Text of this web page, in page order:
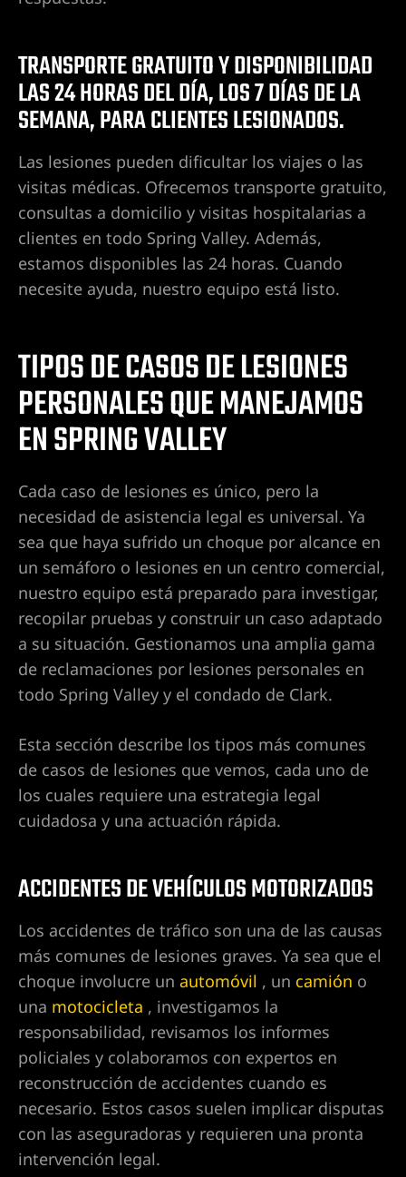
TRANSPORTE GRATUITO Y DISPONIBILIDAD
LAS 24 HORAS DEL DÍA, LOS 7 DÍAS DE LA
SEMANA, PARA CLIENTES LESIONADOS.
Las lesiones pueden dificultar los viajes o las
visitas médicas. Ofrecemos transporte gratuito,
consultas a domicilio y visitas hospitalarias a
clientes en todo Spring Valley. Además,
estamos disponibles las 24 horas. Cuando
necesite ayuda, nuestro equipo está listo.
TIPOS DE CASOS DE LESIONES
PERSONALES QUE MANEJAMOS
EN SPRING VALLEY
Cada caso de lesiones es único, pero la
necesidad de asistencia legal es universal. Ya
sea que haya sufrido un choque por alcance en
un semáforo o lesiones en un centro comercial,
nuestro equipo está preparado para investigar,
recopilar pruebas y construir un caso adaptado
a su situación. Gestionamos una amplia gama
de reclamaciones por lesiones personales en
todo Spring Valley y el condado de Clark.
Esta sección describe los tipos más comunes
de casos de lesiones que vemos, cada uno de
los cuales requiere una estrategia legal
cuidadosa y una actuación rápida.
ACCIDENTES DE VEHÍCULOS MOTORIZADOS
Los accidentes de tráfico son una de las causas
más comunes de lesiones graves. Ya sea que el
choque involucre un automóvil , un camión o
una motocicleta , investigamos la
responsabilidad, revisamos los informes
policiales y colaboramos con expertos en
reconstrucción de accidentes cuando es
necesario. Estos casos suelen implicar disputas
con las aseguradoras y requieren una pronta
intervención legal.
de
en
en Las
en
Vegas
por
en
Las